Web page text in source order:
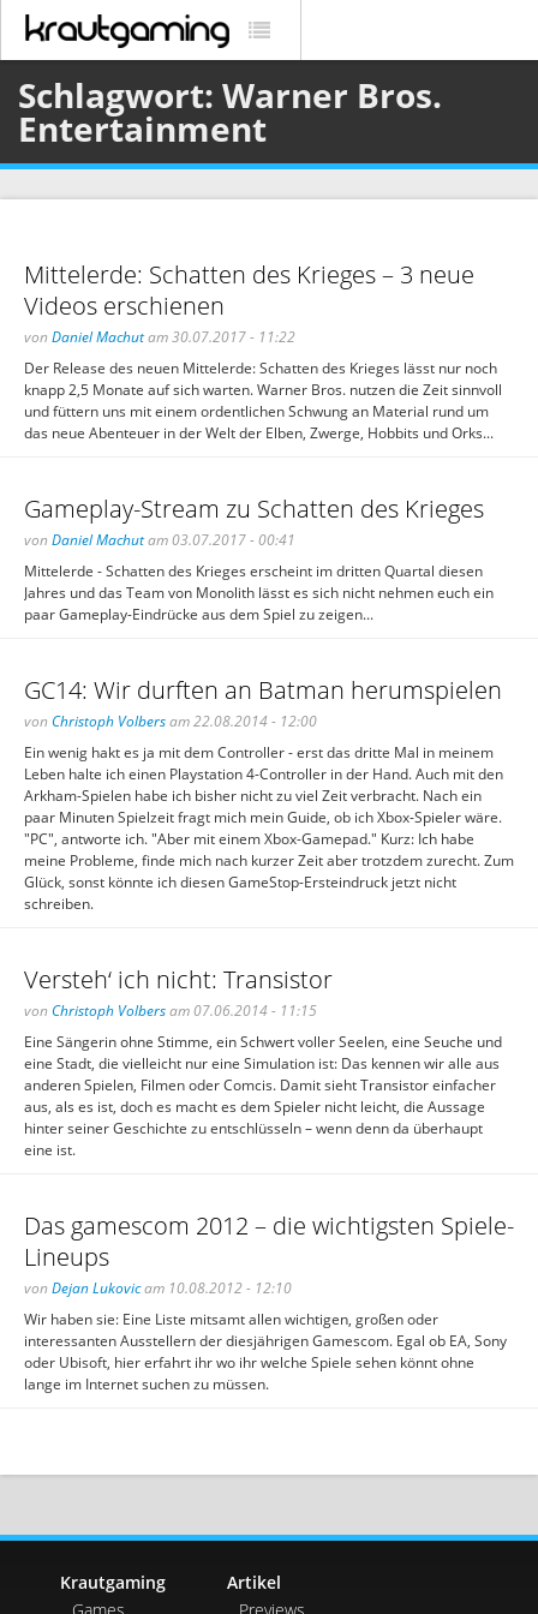
Schlagwort: Warner Bros.
Entertainment
Mittelerde: Schatten des Krieges – 3 neue
Videos erschienen
von Daniel Machutam 30.07.2017 - 11:22
Der Release des neuen Mittelerde: Schatten des Krieges lässt nur noch
knapp 2,5 Monate auf sich warten. Warner Bros. nutzen die Zeit sinnvoll
und füttern uns mit einem ordentlichen Schwung an Material rund um
das neue Abenteuer in der Welt der Elben, Zwerge, Hobbits und Orks...
Gameplay-Stream zu Schatten des Krieges
von Daniel Machutam 03.07.2017 - 00:41
Mittelerde - Schatten des Krieges erscheint im dritten Quartal diesen
Jahres und das Team von Monolith lässt es sich nicht nehmen euch ein
paar Gameplay-Eindrücke aus dem Spiel zu zeigen...
GC14: Wir durften an Batman herumspielen
von Christoph Volbersam 22.08.2014 - 12:00
Ein wenig hakt es ja mit dem Controller - erst das dritte Mal in meinem
Leben halte ich einen Playstation 4-Controller in der Hand. Auch mit den
Arkham-Spielen habe ich bisher nicht zu viel Zeit verbracht. Nach ein
paar Minuten Spielzeit fragt mich mein Guide, ob ich Xbox-Spieler wäre.
"PC", antworte ich. "Aber mit einem Xbox-Gamepad." Kurz: Ich habe
meine Probleme, finde mich nach kurzer Zeit aber trotzdem zurecht. Zum
Glück, sonst könnte ich diesen GameStop-Ersteindruck jetzt nicht
schreiben.
Versteh‘ ich nicht: Transistor
von Christoph Volbersam 07.06.2014 - 11:15
Eine Sängerin ohne Stimme, ein Schwert voller Seelen, eine Seuche und
eine Stadt, die vielleicht nur eine Simulation ist: Das kennen wir alle aus
anderen Spielen, Filmen oder Comcis. Damit sieht Transistor einfacher
aus, als es ist, doch es macht es dem Spieler nicht leicht, die Aussage
hinter seiner Geschichte zu entschlüsseln – wenn denn da überhaupt
eine ist.
Das gamescom 2012 – die wichtigsten Spiele-
Lineups
von Dejan Lukovicam 10.08.2012 - 12:10
Wir haben sie: Eine Liste mitsamt allen wichtigen, großen oder
interessanten Ausstellern der diesjährigen Gamescom. Egal ob EA, Sony
oder Ubisoft, hier erfahrt ihr wo ihr welche Spiele sehen könnt ohne
lange im Internet suchen zu müssen.
Krautgaming
Artikel